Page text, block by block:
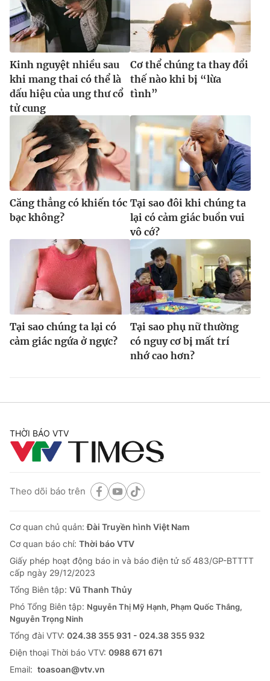
Kinh nguyệt nhiều sau
khi mang thai có thể là
dấu hiệu của ung thư cổ
tử cung
Cơ thể chúng ta thay đổi
thế nào khi bị “lừa
tình”
Căng thẳng có khiến tóc
bạc không?
Tại sao đôi khi chúng ta
lại có cảm giác buồn vui
vô cớ?
Tại sao chúng ta lại có
cảm giác ngứa ở ngực?
Tại sao phụ nữ thường
có nguy cơ bị mất trí
nhớ cao hơn?
THỜI BÁO VTV
Theo dõi báo trên
Cơ quan chủ quản:Đài Truyền hình Việt Nam
Cơ quan báo chí: Thời báo VTV
Giấy phép hoạt động báo in và báo điện tử số 483/GP-BTTTT
cấp ngày 29/12/2023
Tổng Biên tập: Vũ Thanh Thủy
Phó Tổng Biên tập: Nguyễn Thị Mỹ Hạnh, Phạm Quốc Thắng,
Nguyễn Trọng Ninh
Tổng đài VTV: 024.38 355 931 - 024.38 355 932
Ðiện thoại Thời báo VTV: 0988 671 671
Email: toasoan@vtv.vn